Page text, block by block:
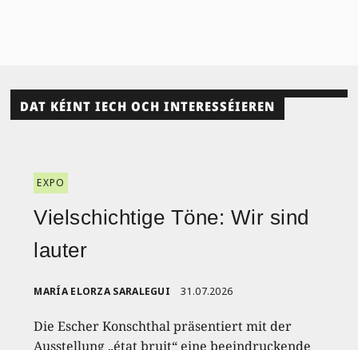
DAT KÉINT IECH OCH INTERESSÉIEREN
EXPO
Vielschichtige Töne: Wir sind
lauter
MARÍA ELORZA SARALEGUI 31.07.2026
Die Escher Konschthal präsentiert mit der
Ausstellung „état bruit“ eine beeindruckende